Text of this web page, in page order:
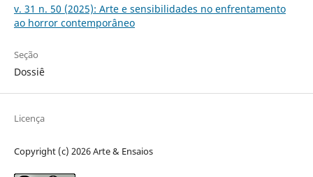
v. 31 n. 50 (2025): Arte e sensibilidades no enfrentamento
ao horror contemporâneo
Seção
Dossiê
Licença
Copyright (c) 2026 Arte & Ensaios